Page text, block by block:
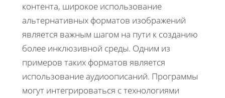
контента, широкое использование
альтернативных форматов изображений
является важным шагом на пути к созданию
более инклюзивной среды. Одним из
примеров таких форматов является
использование аудиоописаний. Программы
могут интегрироваться с технологиями